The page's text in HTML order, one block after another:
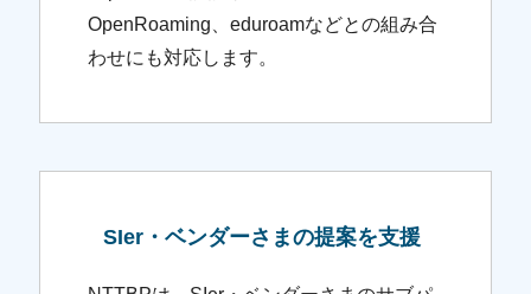
OpenRoaming、eduroamなどとの組み合
わせにも対応します。
SIer・ベンダーさまの提案を支援